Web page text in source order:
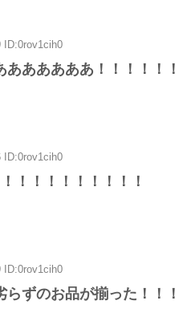
ID:0rov1cih0
ああああああ！！！！！
ID:0rov1cih0
！！！！！！！！！
ID:0rov1cih0
ずのお品が揃った！！